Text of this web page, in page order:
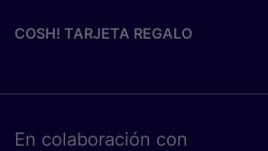
COSH! TARJETA REGALO
En cola­bo­ra­ción con